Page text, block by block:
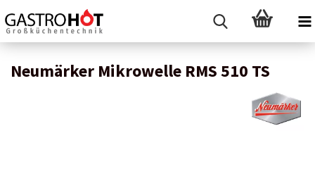
Neumärker Mikrowelle RMS 510 TS